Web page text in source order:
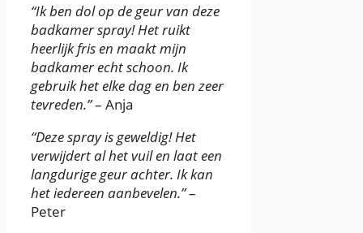
“Ik ben dol op de geur van deze
badkamer spray! Het ruikt
heerlijk fris en maakt mijn
badkamer echt schoon. Ik
gebruik het elke dag en ben zeer
tevreden.”– Anja
“Deze spray is geweldig! Het
verwijdert al het vuil en laat een
langdurige geur achter. Ik kan
het iedereen aanbevelen.”–
Peter